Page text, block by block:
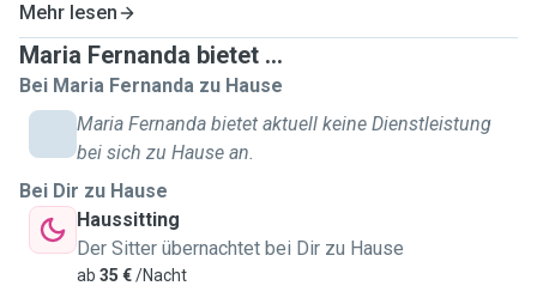
Mehr lesen
Maria Fernanda bietet ...
Bei Maria Fernanda zu Hause
Maria Fernanda bietet aktuell keine Dienstleistung
bei sich zu Hause an.
Bei Dir zu Hause
Haussitting
Der Sitter übernachtet bei Dir zu Hause
ab 35 €/Nacht